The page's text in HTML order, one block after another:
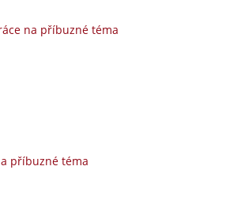
na příbuzné téma
příbuzné téma